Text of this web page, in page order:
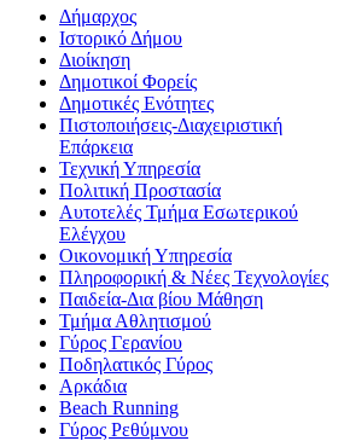
Δήμαρχος
Ιστορικό Δήμου
Διοίκηση
Δημοτικοί Φορείς
Δημοτικές Ενότητες
Πιστοποιήσεις-Διαχειριστική
Επάρκεια
Τεχνική Υπηρεσία
Πολιτική Προστασία
Αυτοτελές Τμήμα Εσωτερικού
Ελέγχου
Οικονομική Υπηρεσία
Πληροφορική & Νέες Τεχνολογίες
Παιδεία-Δια βίου Μάθηση
Τμήμα Αθλητισμού
Γύρος Γερανίου
Ποδηλατικός Γύρος
Αρκάδια
Beach Running
Γύρος Ρεθύμνου